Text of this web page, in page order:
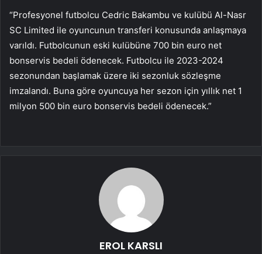
“Profesyonel futbolcu Cedric Bakambu ve kulübü Al-Nasr
SC Limited ile oyuncunun transferi konusunda anlaşmaya
varıldı. Futbolcunun eski kulübüne 700 bin euro net
bonservis bedeli ödenecek. Futbolcu ile 2023-2024
sezonundan başlamak üzere iki sezonluk sözleşme
imzalandı. Buna göre oyuncuya her sezon için yıllık net 1
milyon 500 bin euro bonservis bedeli ödenecek.”
EROL KARSLI